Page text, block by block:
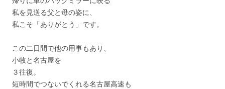
私を見送る父と母の姿に、
私こそ「ありがとう」です。
この二日間で他の用事もあり、
小牧と名古屋を
３往復。
短時間でつないでくれる名古屋高速も